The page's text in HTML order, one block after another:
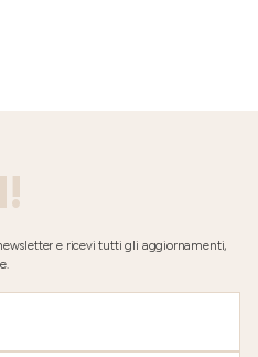
e ricevi tutti gli aggiornamenti,